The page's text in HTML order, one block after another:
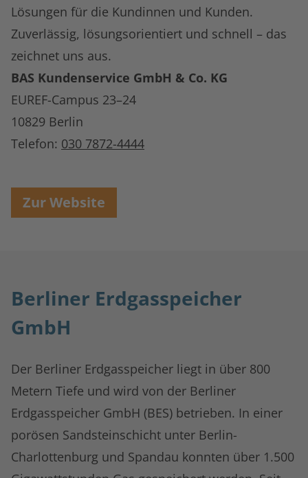
Lösungen für die Kundinnen und Kunden.
Zuverlässig, lösungsorientiert und schnell – das
zeichnet uns aus.
BAS Kundenservice GmbH & Co. KG
EUREF-Campus 23–24
10829 Berlin
Telefon: 030 7872-4444
Zur Website
Berliner Erdgasspeicher
GmbH
Der Berliner Erdgasspeicher liegt in über 800
Metern Tiefe und wird von der Berliner
Erdgasspeicher GmbH (BES) betrieben. In einer
porösen Sandsteinschicht unter Berlin-
Charlottenburg und Spandau konnten über 1.500